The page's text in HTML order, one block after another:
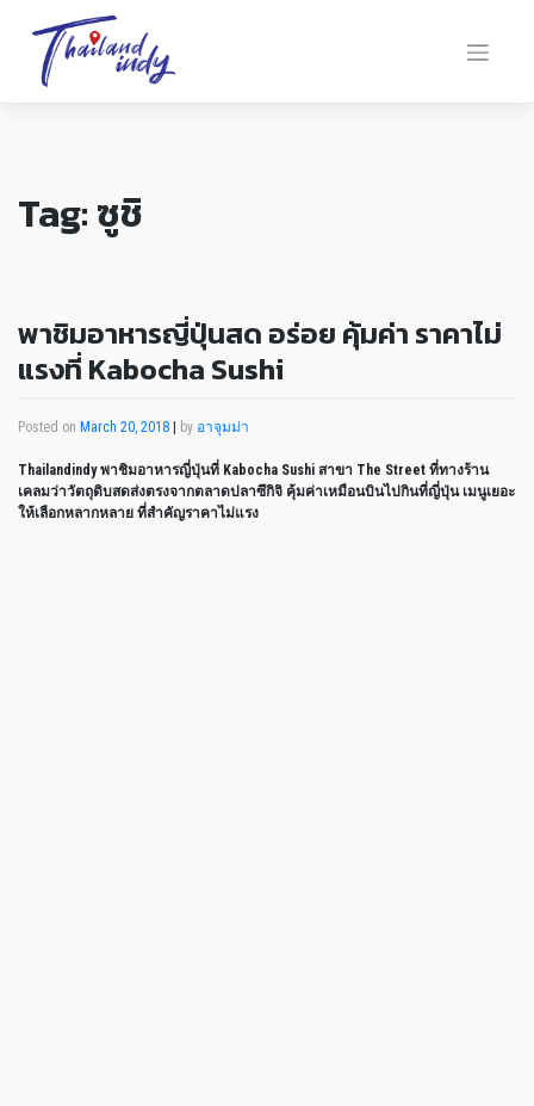
Tag:ซูชิ
พาชิมอาหารญี่ปุ่นสด อร่อย คุ้มค่า ราคาไม่
แรงที่ Kabocha Sushi
Posted on March 20, 2018 | by อาจุมม่า
Thailandindy พาชิมอาหารญี่ปุ่นที่ Kabocha Sushi สาขา The Street ที่ทางร้าน
เคลมว่าวัตถุดิบสดส่งตรงจากตลาดปลาซึกิจิ คุ้มค่าเหมือนบินไปกินที่ญี่ปุ่น เมนูเยอะ
ให้เลือกหลากหลาย ที่สำคัญราคาไม่แรง